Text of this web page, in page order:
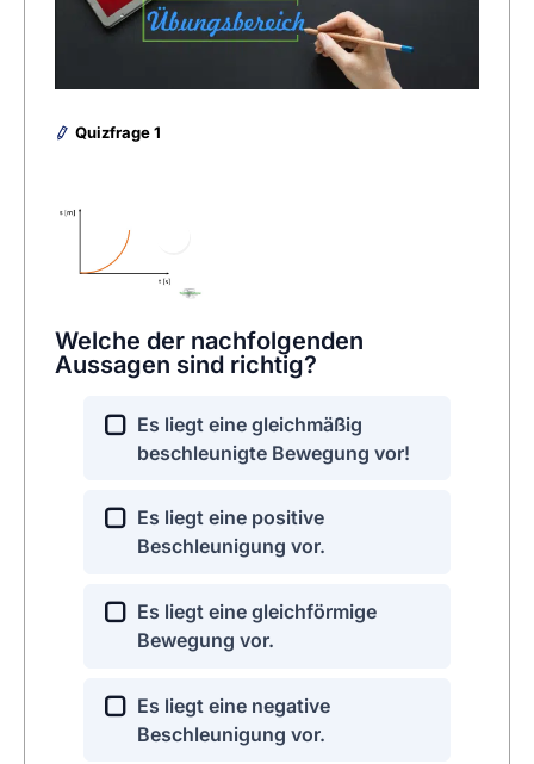
Quizfrage 1